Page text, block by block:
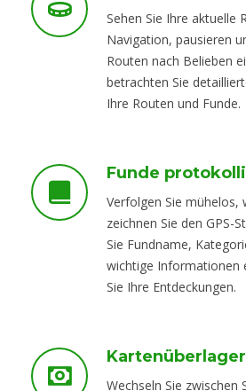
Sehen Sie Ihre aktuelle
Navigation, pausieren
Routen nach Belieben
betrachten Sie
Ihre Routen und Funde.
Funde
Verfolgen Sie mühelos,
zeichnen Sie den GPS-
Sie Fundname,
wichtige Informationen
Sie Ihre Entdeckungen.
Wechseln Sie zwischen